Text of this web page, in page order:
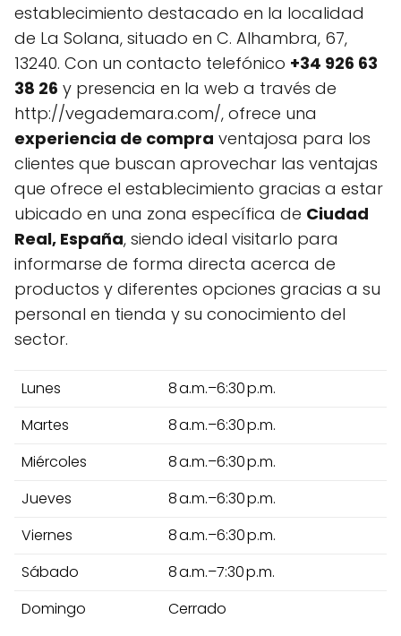
establecimiento destacado en la localidad
de La Solana, situado en C. Alhambra, 67,
13240. Con un contacto telefónico +34 926 63
38 26 y presencia en la web a través de
http://vegademara.com/, ofrece una
experiencia de compra ventajosa para los
clientes que buscan aprovechar las ventajas
que ofrece el establecimiento gracias a estar
ubicado en una zona específica de Ciudad
Real, España, siendo ideal visitarlo para
informarse de forma directa acerca de
productos y diferentes opciones gracias a su
personal en tienda y su conocimiento del
sector.
Lunes
8 a.m.–6:30 p.m.
Martes
8 a.m.–6:30 p.m.
Miércoles
8 a.m.–6:30 p.m.
Jueves
8 a.m.–6:30 p.m.
Viernes
8 a.m.–6:30 p.m.
Sábado
8 a.m.–7:30 p.m.
Domingo
Cerrado